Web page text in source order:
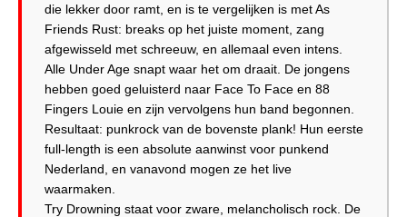
die lekker door ramt, en is te vergelijken is met As
Friends Rust: breaks op het juiste moment, zang
afgewisseld met schreeuw, en allemaal even intens.
Alle Under Age snapt waar het om draait. De jongens
hebben goed geluisterd naar Face To Face en 88
Fingers Louie en zijn vervolgens hun band begonnen.
Resultaat: punkrock van de bovenste plank! Hun eerste
full-length is een absolute aanwinst voor punkend
Nederland, en vanavond mogen ze het live
waarmaken.
Try Drowning staat voor zware, melancholisch rock. De